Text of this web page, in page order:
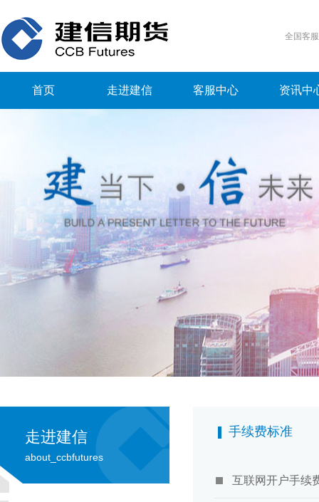
全国客
首页 走进建信 客服中心 资讯中
走进建信
about_ccbfutures
手续费标准
互联网开户手续